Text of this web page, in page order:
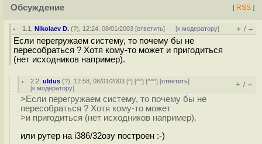
Обсуждение [ RSS ]
1.1 ,Nikolaev D. (?), 12:24, 08/01/2003 [ответить] [к модератору] + / –
Если перегружаем систему, то почему бы не
пересобраться ? Хотя кому-то может и пригодиться
(нет исходников например).
2.2 ,uldus (?), 12:58, 08/01/2003 [^] [^^] [^^^] [ответить]
[к модератору] + / –
>Если перегружаем систему, то почему бы не
пересобраться ? Хотя кому-то может
>и пригодиться (нет исходников например).
или рутер на i386/32озу построен :-)